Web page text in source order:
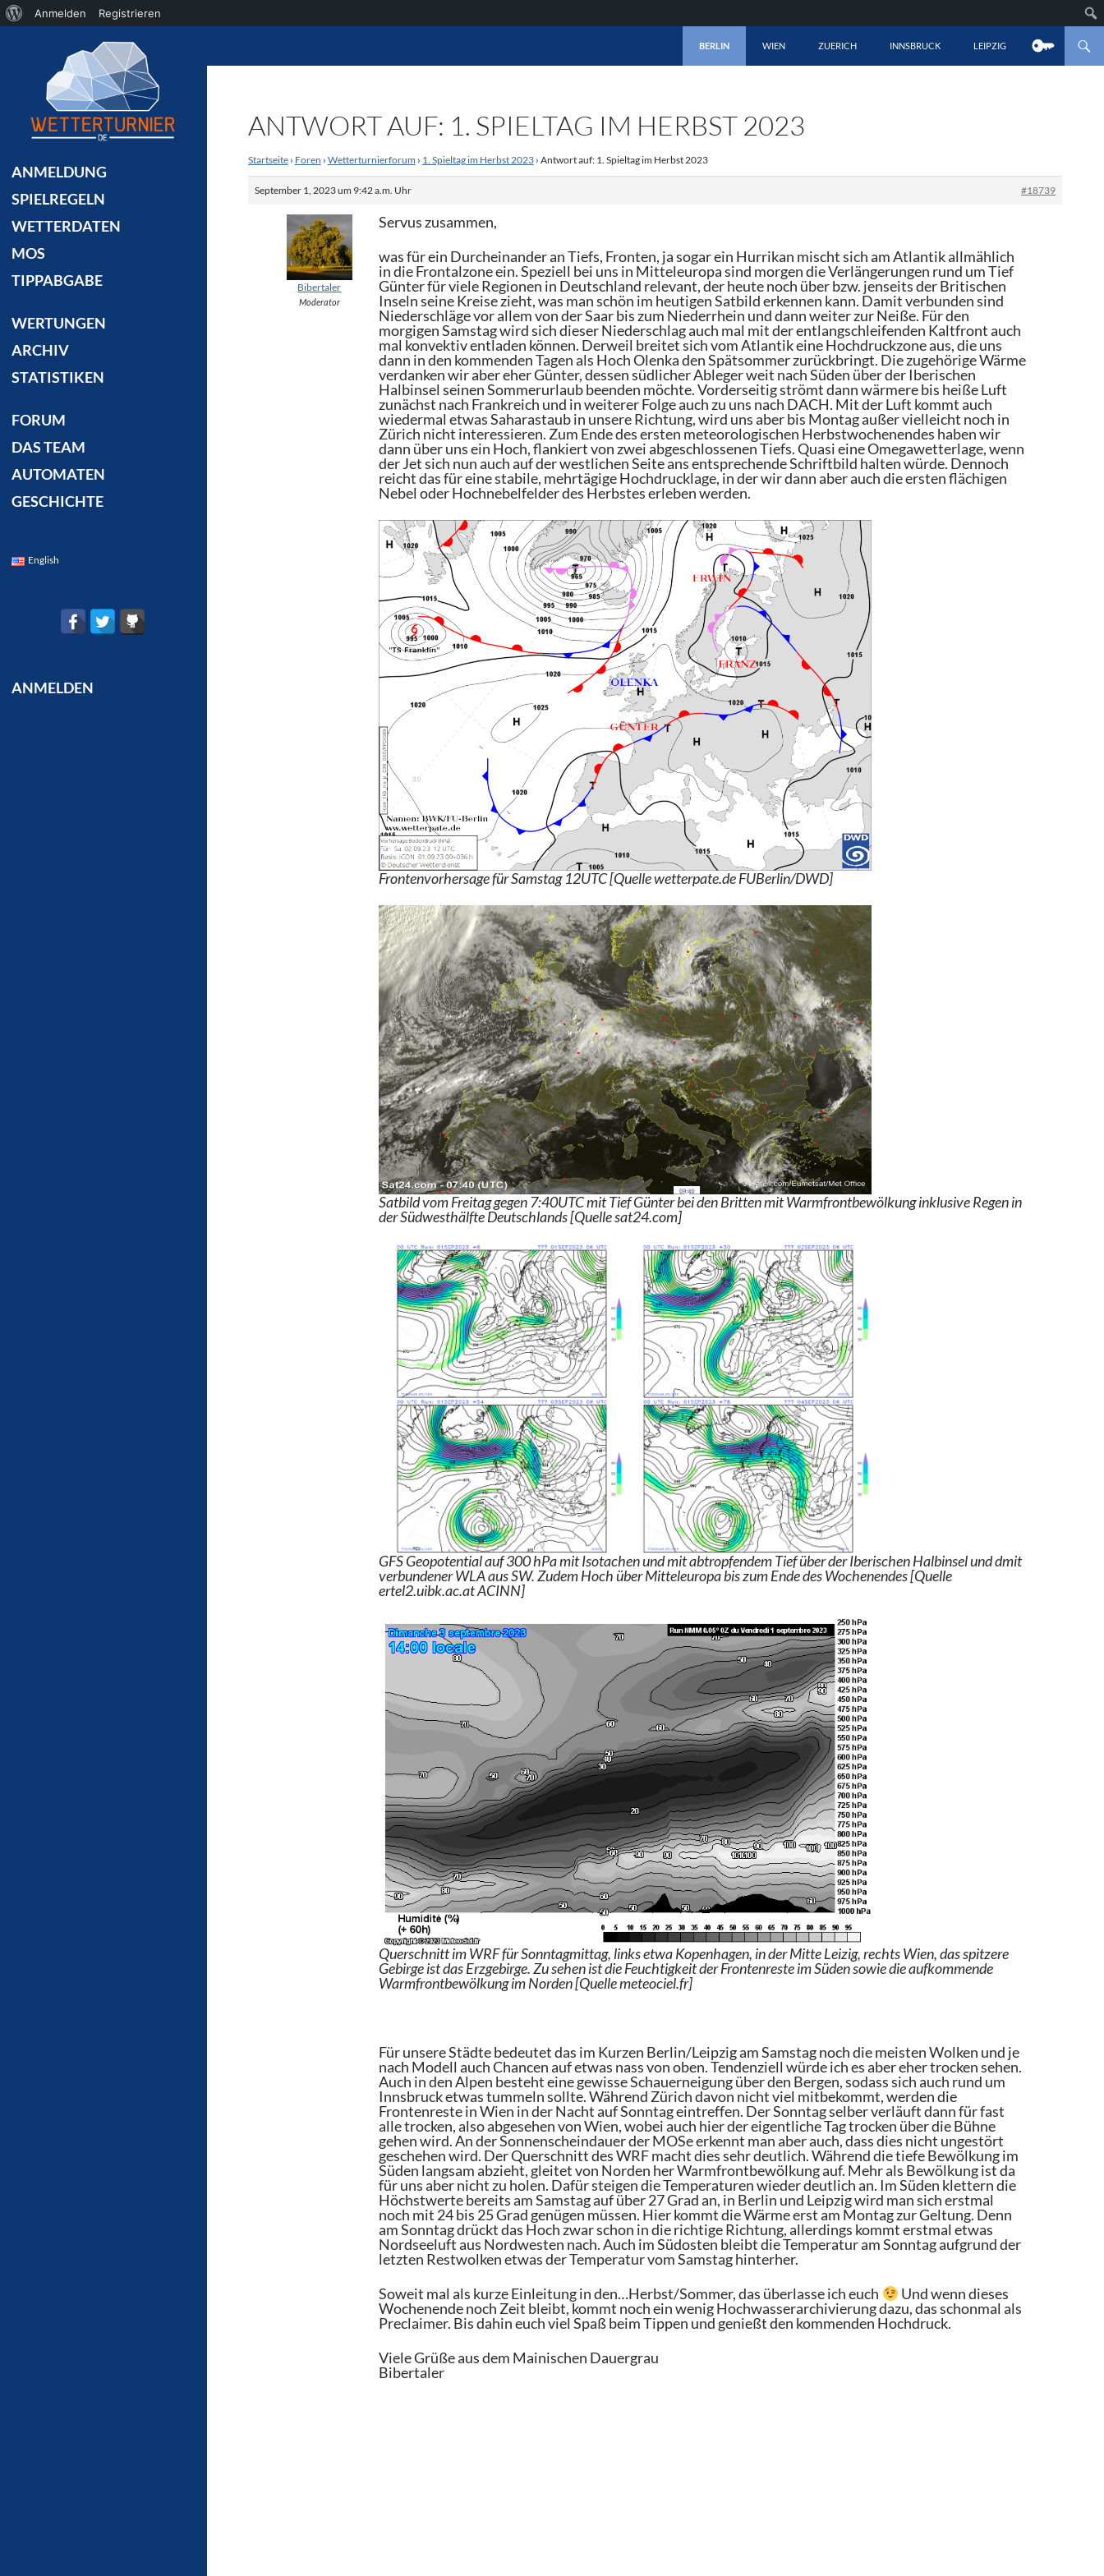
BERLIN
WIEN ZUERICH INNSBRUCK LEIPZIG
ANTWORT AUF: 1. SPIELTAG IM HERBST 2023
Startseite › Foren › Wetterturnierforum › 1. Spieltag im Herbst 2023 › Antwort auf: 1. Spieltag im Herbst 2023
September 1, 2023 um 9:42 a.m. Uhr #18739
Bibertaler
Moderator
Servus zusammen,
was für ein Durcheinander an Tiefs, Fronten, ja sogar ein Hurrikan mischt sich am Atlantik allmählich
in die Frontalzone ein. Speziell bei uns in Mitteleuropa sind morgen die Verlängerungen rund um Tief
Günter für viele Regionen in Deutschland relevant, der heute noch über bzw. jenseits der Britischen
Inseln seine Kreise zieht, was man schön im heutigen Satbild erkennen kann. Damit verbunden sind
Niederschläge vor allem von der Saar bis zum Niederrhein und dann weiter zur Neiße. Für den
morgigen Samstag wird sich dieser Niederschlag auch mal mit der entlangschleifenden Kaltfront auch
mal konvektiv entladen können. Derweil breitet sich vom Atlantik eine Hochdruckzone aus, die uns
dann in den kommenden Tagen als Hoch Olenka den Spätsommer zurückbringt. Die zugehörige Wärme
verdanken wir aber eher Günter, dessen südlicher Ableger weit nach Süden über der Iberischen
Halbinsel seinen Sommerurlaub beenden möchte. Vorderseitig strömt dann wärmere bis heiße Luft
zunächst nach Frankreich und in weiterer Folge auch zu uns nach DACH. Mit der Luft kommt auch
wiedermal etwas Saharastaub in unsere Richtung, wird uns aber bis Montag außer vielleicht noch in
Zürich nicht interessieren. Zum Ende des ersten meteorologischen Herbstwochenendes haben wir
dann über uns ein Hoch, flankiert von zwei abgeschlossenen Tiefs. Quasi eine Omegawetterlage, wenn
der Jet sich nun auch auf der westlichen Seite ans entsprechende Schriftbild halten würde. Dennoch
reicht das für eine stabile, mehrtägige Hochdrucklage, in der wir dann aber auch die ersten flächigen
Nebel oder Hochnebelfelder des Herbstes erleben werden.
Frontenvorhersage für Samstag 12UTC [Quelle wetterpate.de FUBerlin/DWD]
Satbild vom Freitag gegen 7:40UTC mit Tief Günter bei den Britten mit Warmfrontbewölkung inklusive Regen in
der Südwesthälfte Deutschlands [Quelle sat24.com]
GFS Geopotential auf 300 hPa mit Isotachen und mit abtropfendem Tief über der Iberischen Halbinsel und dmit
verbundener WLA aus SW. Zudem Hoch über Mitteleuropa bis zum Ende des Wochenendes [Quelle
ertel2.uibk.ac.at ACINN]
Querschnitt im WRF für Sonntagmittag, links etwa Kopenhagen, in der Mitte Leizig, rechts Wien, das spitzere
Gebirge ist das Erzgebirge. Zu sehen ist die Feuchtigkeit der Frontenreste im Süden sowie die aufkommende
Warmfrontbewölkung im Norden [Quelle meteociel.fr]
Für unsere Städte bedeutet das im Kurzen Berlin/Leipzig am Samstag noch die meisten Wolken und je
nach Modell auch Chancen auf etwas nass von oben. Tendenziell würde ich es aber eher trocken sehen.
Auch in den Alpen besteht eine gewisse Schauerneigung über den Bergen, sodass sich auch rund um
Innsbruck etwas tummeln sollte. Während Zürich davon nicht viel mitbekommt, werden die
Frontenreste in Wien in der Nacht auf Sonntag eintreffen. Der Sonntag selber verläuft dann für fast
alle trocken, also abgesehen von Wien, wobei auch hier der eigentliche Tag trocken über die Bühne
gehen wird. An der Sonnenscheindauer der MOSe erkennt man aber auch, dass dies nicht ungestört
geschehen wird. Der Querschnitt des WRF macht dies sehr deutlich. Während die tiefe Bewölkung im
Süden langsam abzieht, gleitet von Norden her Warmfrontbewölkung auf. Mehr als Bewölkung ist da
für uns aber nicht zu holen. Dafür steigen die Temperaturen wieder deutlich an. Im Süden klettern die
Höchstwerte bereits am Samstag auf über 27 Grad an, in Berlin und Leipzig wird man sich erstmal
noch mit 24 bis 25 Grad genügen müssen. Hier kommt die Wärme erst am Montag zur Geltung. Denn
am Sonntag drückt das Hoch zwar schon in die richtige Richtung, allerdings kommt erstmal etwas
Nordseeluft aus Nordwesten nach. Auch im Südosten bleibt die Temperatur am Sonntag aufgrund der
letzten Restwolken etwas der Temperatur vom Samstag hinterher.
Soweit mal als kurze Einleitung in den…Herbst/Sommer, das überlasse ich euch
Und wenn dieses
Wochenende noch Zeit bleibt, kommt noch ein wenig Hochwasserarchivierung dazu, das schonmal als
Preclaimer. Bis dahin euch viel Spaß beim Tippen und genießt den kommenden Hochdruck.
Viele Grüße aus dem Mainischen Dauergrau
Bibertaler
ANMELDUNG
SPIELREGELN
WETTERDATEN
MOS
TIPPABGABE
WERTUNGEN
ARCHIV
STATISTIKEN
FORUM
DAS TEAM
AUTOMATEN
GESCHICHTE
English
ANMELDEN
Über
Anmelden Registrieren